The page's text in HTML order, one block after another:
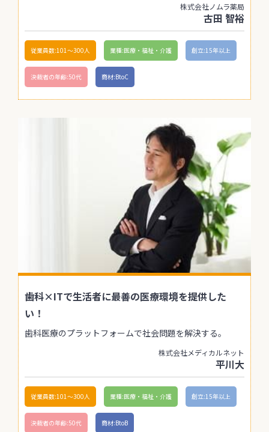
株式会社ノムラ薬局
古田 智裕
従業員数:101〜300人 業種:医療・福祉・介護 創立:15年以上
決裁者の年齢:50代 商材:BtoC
歯科×ITで生活者に最善の医療環境を提供した
い！
歯科医療のプラットフォームで社会問題を解決する。
株式会社メディカルネット
平川大
従業員数:101〜300人 業種:医療・福祉・介護 創立:15年以上
決裁者の年齢:50代 商材:BtoB